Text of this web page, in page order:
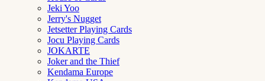
Jeki Yoo
Jerry's Nugget
Jetsetter Playing Cards
Jocu Playing Cards
JOKARTE
Joker and the Thief
Kendama Europe